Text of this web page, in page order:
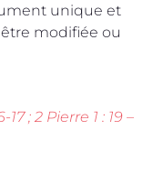
unique et
modifiée ou
; 2 Pierre 1 : 19 –